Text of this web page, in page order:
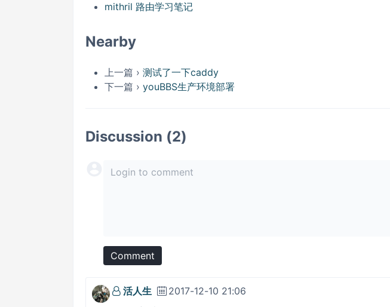
mithril 路由学习笔记
Nearby
上一篇 › 测试了一下caddy
下一篇 › youBBS生产环境部署
Discussion (2)
Comment
活人生
2017-12-10 21:06